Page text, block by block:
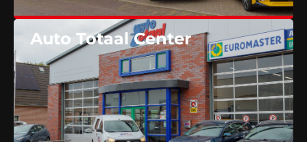
Auto Totaal Center